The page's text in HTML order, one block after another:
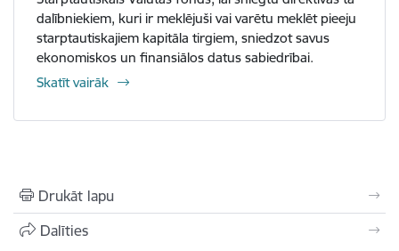
dalībniekiem, kuri ir meklējuši vai varētu meklēt pieeju
starptautiskajiem kapitāla tirgiem, sniedzot savus
ekonomiskos un finansiālos datus sabiedrībai.
Skatīt vairāk
Drukāt lapu
Dalīties